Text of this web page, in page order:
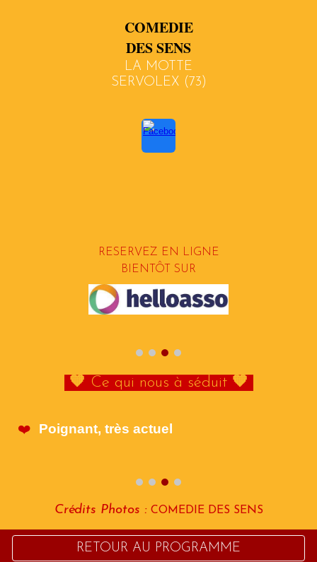
COMEDIE
DES SENS
LA MOTTE
SERVOLEX ( 73)
RESERVEZ EN LIGNE
BIENTÔT SUR
🧡 Ce qui nous à séduit🧡
❤️ Poignant, très actuel
Crédits Photos : COMEDIE DES SENS
RETOUR AU PROGRAMME